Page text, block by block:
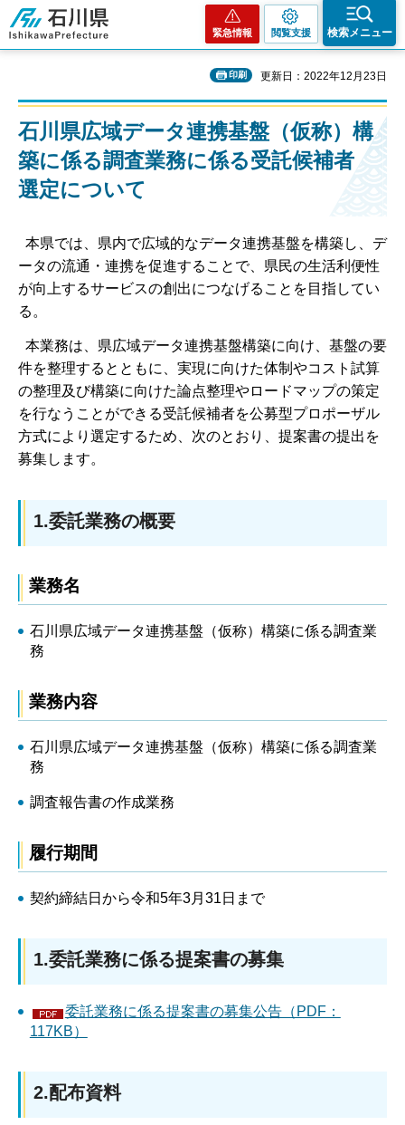
石川県
緊急情報 閲覧支援 検索メニュー
印刷 更新日：2022年12月23日
石川県広域データ連携基盤（仮称）構
築に係る調査業務に係る受託候補者
選定について
本県では、県内で広域的なデータ連携基盤を構築し、デ
ータの流通・連携を促進することで、県民の生活利便性
が向上するサービスの創出につなげることを目指してい
る。
本業務は、県広域データ連携基盤構築に向け、基盤の要
件を整理するとともに、実現に向けた体制やコスト試算
の整理及び構築に向けた論点整理やロードマップの策定
を行なうことができる受託候補者を公募型プロポーザル
方式により選定するため、次のとおり、提案書の提出を
募集します。
1.委託業務の概要
業務名
石川県広域データ連携基盤（仮称）構築に係る調査業
務
業務内容
石川県広域データ連携基盤（仮称）構築に係る調査業
務
調査報告書の作成業務
履行期間
契約締結日から令和5年3月31日まで
1.委託業務に係る提案書の募集
委託業務に係る提案書の募集公告（PDF：
117KB）
2.配布資料